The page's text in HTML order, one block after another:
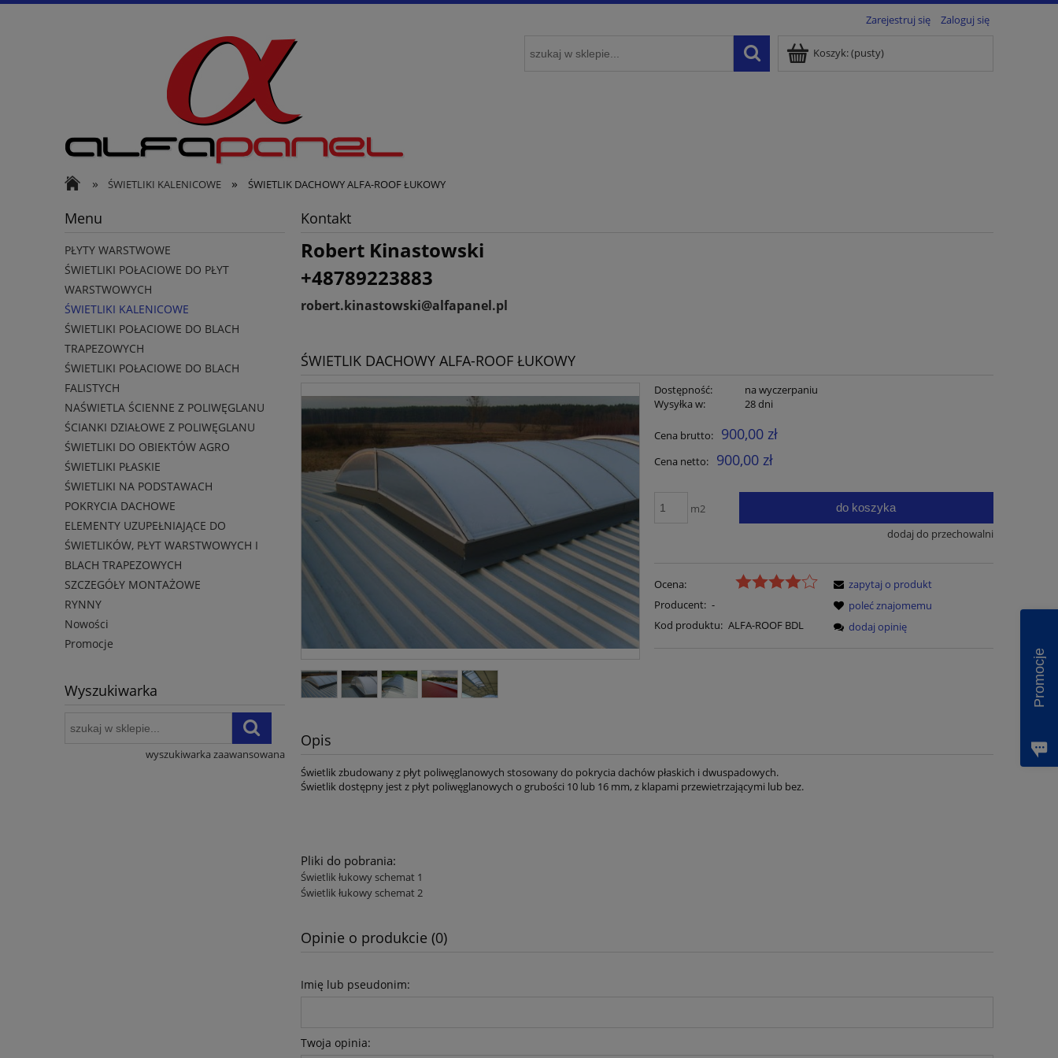
Zarejestruj się Zaloguj się
Koszyk:(pusty)
» ŚWIETLIKI KALENICOWE » ŚWIETLIK DACHOWY ALFA-ROOF ŁUKOWY
Menu
PŁYTY WARSTWOWE
ŚWIETLIKI POŁACIOWE DO PŁYT
WARSTWOWYCH
ŚWIETLIKI KALENICOWE
ŚWIETLIKI POŁACIOWE DO BLACH
TRAPEZOWYCH
ŚWIETLIKI POŁACIOWE DO BLACH
FALISTYCH
NAŚWIETLA ŚCIENNE Z POLIWĘGLANU
ŚCIANKI DZIAŁOWE Z POLIWĘGLANU
ŚWIETLIKI DO OBIEKTÓW AGRO
ŚWIETLIKI PŁASKIE
ŚWIETLIKI NA PODSTAWACH
POKRYCIA DACHOWE
ELEMENTY UZUPEŁNIAJĄCE DO
ŚWIETLIKÓW, PŁYT WARSTWOWYCH I
BLACH TRAPEZOWYCH
SZCZEGÓŁY MONTAŻOWE
RYNNY
Nowości
Promocje
Wyszukiwarka
wyszukiwarka zaawansowana
Kontakt
Robert Kinastowski
+48789223883
robert.kinastowski@alfapanel.pl
ŚWIETLIK DACHOWY ALFA-ROOF ŁUKOWY
Dostępność:
na wyczerpaniu
Wysyłka w:
28 dni
Cena brutto: 900,00 zł
Cena netto: 900,00 zł
m2 do koszyka
dodaj do przechowalni
Ocena:
Producent: -
Kod produktu: ALFA-ROOF BDL
zapytaj o produkt
poleć znajomemu
dodaj opinię
Opis
Świetlik zbudowany z płyt poliwęglanowych stosowany do pokrycia dachów płaskich i dwuspadowych.
Świetlik dostępny jest z płyt poliwęglanowych o grubości 10 lub 16 mm, z klapami przewietrzającymi lub bez.
Pliki do pobrania:
Świetlik łukowy schemat 1
Świetlik łukowy schemat 2
Opinie o produkcie (0)
Imię lub pseudonim:
Twoja opinia:
Promocje